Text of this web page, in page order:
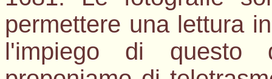
permettere una lettura
l'impiego di questo